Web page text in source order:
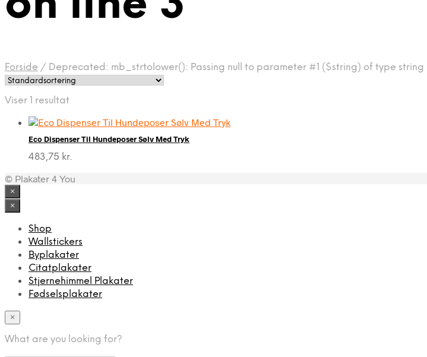
Forside / Deprecated: mb_strtolower(): Passing null to parameter #1 ($string) of type
Viser 1 resultat
Eco Dispenser Til Hundeposer Sølv Med Tryk
483,75 kr.
© Plakater 4 You
×
×
Shop
Wallstickers
Byplakater
Citatplakater
Stjernehimmel Plakater
Fødselsplakater
×
What are you looking for?